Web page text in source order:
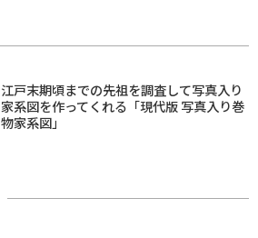
江戸末期頃までの先祖を調査して写真入り
家系図を作ってくれる「現代版 写真入り巻
物家系図」